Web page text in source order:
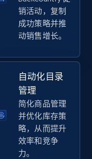
products by
and
立即开始
销活动，复制
成功策略并推
动销售增长。
自动化目录
管理
简化商品管理
并优化库存策
略，从而提升
效率和竞争
力。